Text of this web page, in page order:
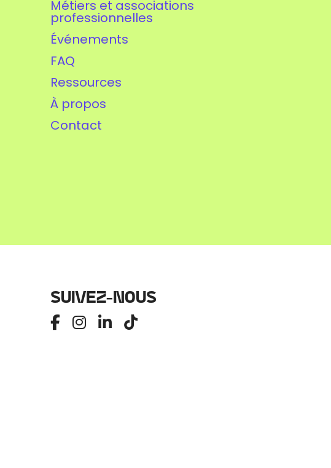
Métiers et associations
professionnelles
Événements
FAQ
Ressources
À propos
Contact
Suivez-nous